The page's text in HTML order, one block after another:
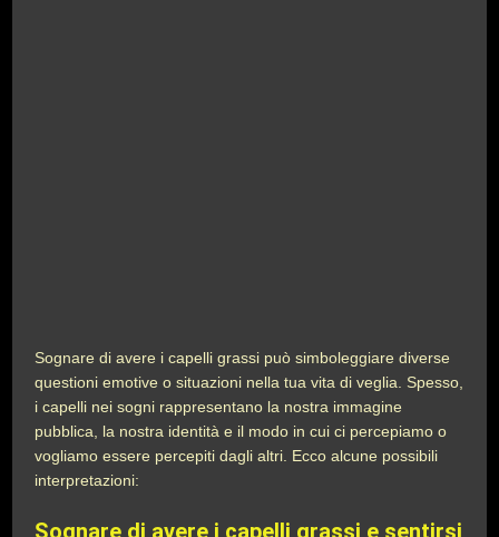
Sognare di avere i capelli grassi può simboleggiare diverse
questioni emotive o situazioni nella tua vita di veglia. Spesso,
i capelli nei sogni rappresentano la nostra immagine
pubblica, la nostra identità e il modo in cui ci percepiamo o
vogliamo essere percepiti dagli altri. Ecco alcune possibili
interpretazioni:
Sognare di avere i capelli grassi e sentirsi